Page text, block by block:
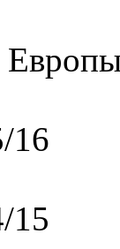
16
15